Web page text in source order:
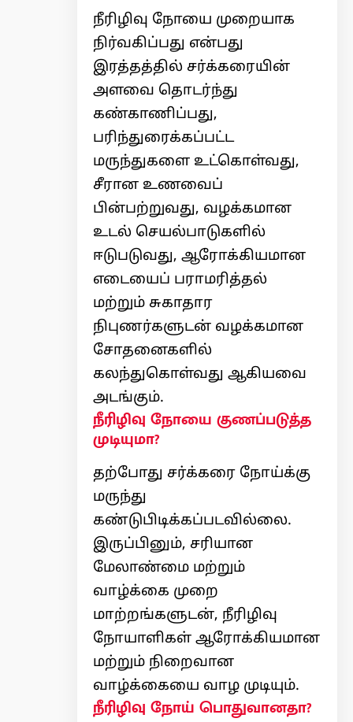
நீரிழிவு நோயை முறையாக
நிர்வகிப்பது என்பது
இரத்தத்தில் சர்க்கரையின்
அளவை தொடர்ந்து
கண்காணிப்பது,
பரிந்துரைக்கப்பட்ட
மருந்துகளை உட்கொள்வது,
சீரான உணவைப்
பின்பற்றுவது, வழக்கமான
உடல் செயல்பாடுகளில்
ஈடுபடுவது, ஆரோக்கியமான
எடையைப் பராமரித்தல்
மற்றும் சுகாதார
நிபுணர்களுடன் வழக்கமான
சோதனைகளில்
கலந்துகொள்வது ஆகியவை
அடங்கும்.
நீரிழிவு நோயை குணப்படுத்த
முடியுமா?
தற்போது சர்க்கரை நோய்க்கு
மருந்து
கண்டுபிடிக்கப்படவில்லை.
இருப்பினும், சரியான
மேலாண்மை மற்றும்
வாழ்க்கை முறை
மாற்றங்களுடன், நீரிழிவு
நோயாளிகள் ஆரோக்கியமான
மற்றும் நிறைவான
வாழ்க்கையை வாழ முடியும்.
நீரிழிவு நோய் பொதுவானதா?